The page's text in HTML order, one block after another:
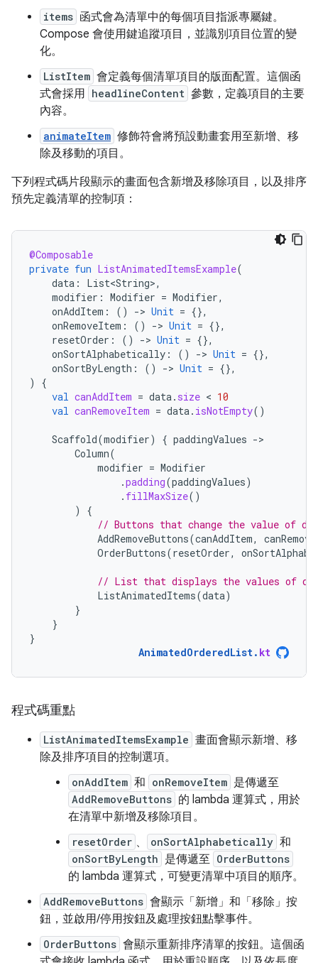
items 函式會為清單中的每個項目指派專屬鍵。
Compose 會使用鍵追蹤項目，並識別項目位置的變
化。
ListItem 會定義每個清單項目的版面配置。這個函
式會採用 headlineContent 參數，定義項目的主要
內容。
animateItem 修飾符會將預設動畫套用至新增、移
除及移動的項目。
下列程式碼片段顯示的畫面包含新增及移除項目，以及排序
預先定義清單的控制項：
@Composable
private fun ListAnimatedItemsExample(
data : List<String>,
modifier : Modifier = Modifier,
onAddItem : () -> Unit = {},
onRemoveItem : () -> Unit = {},
resetOrder : () -> Unit = {},
onSortAlphabetically : () -> Unit = {},
onSortByLength : () -> Unit = {},
)
{
val canAddItem = data. size < 10
val canRemoveItem = data. isNotEmpty()
Scaffold(modifier) { paddingValues -
Column(
modifier = Modifier
.padding(paddingValues)
. fillMaxSize()
)
{
// Buttons that change the value of
AddRemoveButtons(canAddItem,
OrderButtons(resetOrder,
// List that displays the values of
ListAnimatedItems(data)
}
}
}
AnimatedOrderedList. kt
程式碼重點
ListAnimatedItemsExample 畫面會顯示新增、移
除及排序項目的控制選項。
onAddItem 和 onRemoveItem 是傳遞至
AddRemoveButtons 的 lambda 運算式，用於
在清單中新增及移除項目。
resetOrder 、 onSortAlphabetically 和
onSortByLength 是傳遞至 OrderButtons
的 lambda 運算式，可變更清單中項目的順序。
AddRemoveButtons 會顯示「新增」和「移除」按
鈕，並啟用/停用按鈕及處理按鈕點擊事件。
OrderButtons 會顯示重新排序清單的按鈕。這個函